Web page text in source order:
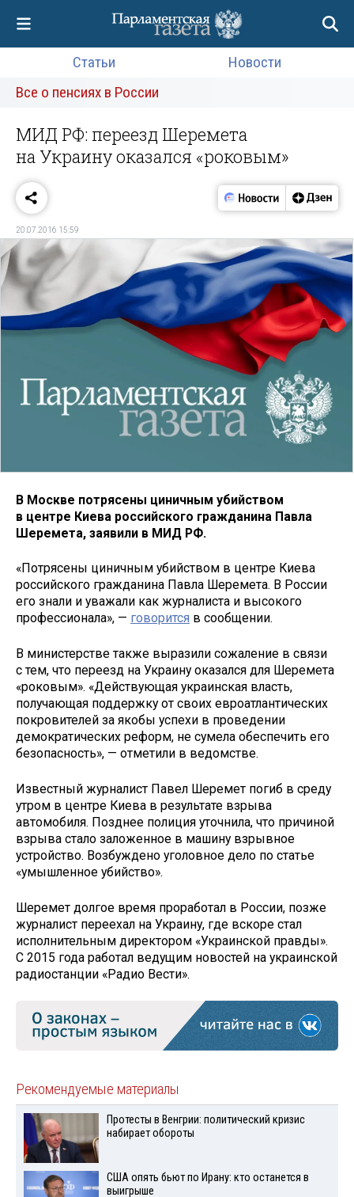
Статьи
Новости
Все о пенсиях в России
МИД РФ: переезд Шеремета
на Украину оказался «роковым»
20.07.2016 15:59
В Москве потрясены циничным убийством
в центре Киева российского гражданина Павла
Шеремета, заявили в МИД РФ.
«Потрясены циничным убийством в центре Киева
российского гражданина Павла Шеремета. В России
его знали и уважали как журналиста и высокого
профессионала», — говорится в сообщении.
В министерстве также выразили сожаление в связи
с тем, что переезд на Украину оказался для Шеремета
«роковым». «Действующая украинская власть,
получающая поддержку от своих евроатлантических
покровителей за якобы успехи в проведении
демократических реформ, не сумела обеспечить его
безопасность», — отметили в ведомстве.
Известный журналист Павел Шеремет погиб в среду
утром в центре Киева в результате взрыва
автомобиля. Позднее полиция уточнила, что причиной
взрыва стало заложенное в машину взрывное
устройство. Возбуждено уголовное дело по статье
«умышленное убийство».
Шеремет долгое время проработал в России, позже
журналист переехал на Украину, где вскоре стал
исполнительным директором «Украинской правды».
С 2015 года работал ведущим новостей на украинской
радиостанции «Радио Вести».
Рекомендуемые материалы
Протесты в Венгрии: политический кризис
набирает обороты
США опять бьют по Ирану: кто останется в
выигрыше